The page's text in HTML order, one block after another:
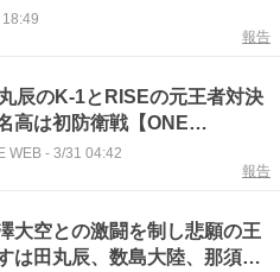
試合をして盛り上げて勝
本人対決＝黒田斗真「挑戦す
」
報告
辰のK-1とRISEの元王者対決
高は初防衛戦【ONE
WEB - 3/31 04:42
報告
大空との激闘を制し悲願の王
は田丸辰、数島大陸、那須川